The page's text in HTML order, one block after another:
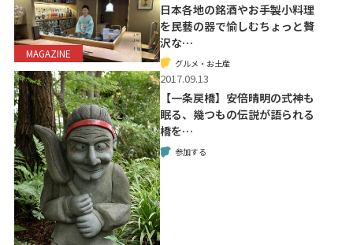
MAGAZINE
日本各地の銘酒やお手製小料理
を民藝の器で愉しむちょっと贅
沢な…
グルメ・お土産
2017.09.13
【一条戻橋】安倍晴明の式神も
眠る、幾つもの伝説が語られる
橋を…
参加する